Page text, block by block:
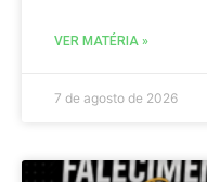
VER MATÉRIA »
7 de agosto de 2026